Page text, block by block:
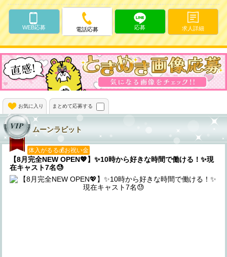
WEB応募 電話応募 応募 求人詳細
お気に入り まとめて応募する
ムーンラビット
体入がるる💰お祝い金
【8月完全NEW OPEN💖】✨10時から好きな時間で働ける！✨現
在キャスト7名😓